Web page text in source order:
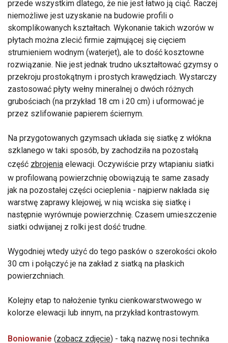
przede wszystkim dlatego, że nie jest łatwo ją ciąć. Raczej
niemożliwe jest uzyskanie na budowie profili o
skomplikowanych kształtach. Wykonanie takich wzorów w
płytach można zlecić firmie zajmującej się cięciem
strumieniem wodnym (waterjet), ale to dość kosztowne
rozwiązanie. Nie jest jednak trudno ukształtować gzymsy o
przekroju prostokątnym i prostych krawędziach. Wystarczy
zastosować płyty wełny mineralnej o dwóch różnych
grubościach (na przykład 18 cm i 20 cm) i uformować je
przez szlifowanie papierem ściernym.
Na przygotowanych gzymsach układa się siatkę z włókna
szklanego w taki sposób, by zachodziła na pozostałą
część zbrojenia elewacji. Oczywiście przy wtapianiu siatki
w profilowaną powierzchnię obowiązują te same zasady
jak na pozostałej części ocieplenia - najpierw nakłada się
warstwę zaprawy klejowej, w nią wciska się siatkę i
następnie wyrównuje powierzchnię. Czasem umieszczenie
siatki odwijanej z rolki jest dość trudne.
Wygodniej wtedy użyć do tego pasków o szerokości około
30 cm i połączyć je na zakład z siatką na płaskich
powierzchniach.
Kolejny etap to nałożenie tynku cienkowarstwowego w
kolorze elewacji lub innym, na przykład kontrastowym.
Boniowanie (zobacz zdjęcie) - taką nazwę nosi technika